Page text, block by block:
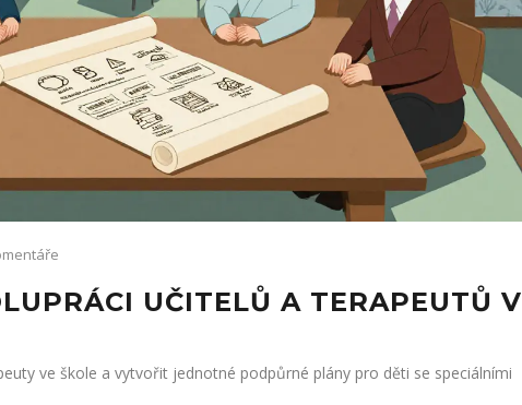
UČITELŮ A TERAPEUTŮ V
ve škole a vytvořit jednotné podpůrné plány pro děti se speciálními